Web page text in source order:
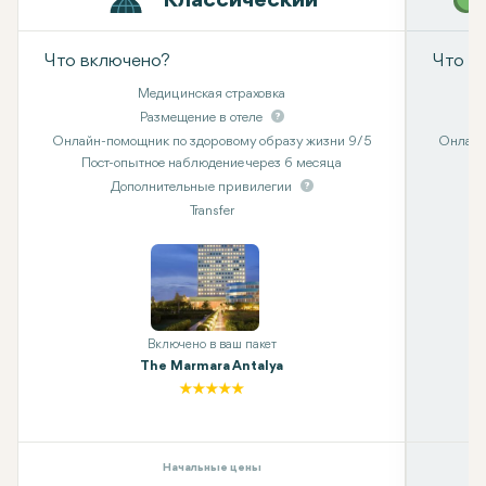
Что включено?
Медицинская страховка
Размещение в отеле
Онлайн-помощник по здоровому образу жизни 9/5
Пост-опытное наблюдение через 6 месяца
Дополнительные привилегии
Transfer
Включено в ваш пакет
The Marmara Antalya
Начальные цены
Что